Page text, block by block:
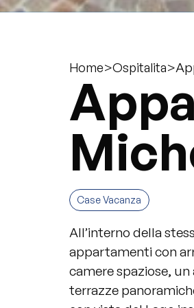
Home>Ospitalita>
Case Vacanza
All’interno della
appartamenti con
camere spaziose,
terrazze